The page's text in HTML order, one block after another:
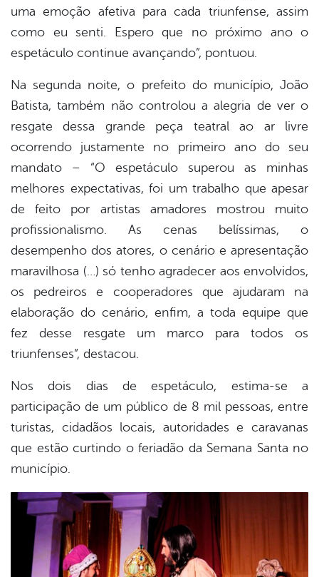
uma emoção afetiva para cada triunfense, assim
como eu senti. Espero que no próximo ano o
espetáculo continue avançando”, pontuou.
Na segunda noite, o prefeito do município, João
Batista, também não controlou a alegria de ver o
resgate dessa grande peça teatral ao ar livre
ocorrendo justamente no primeiro ano do seu
mandato – “O espetáculo superou as minhas
melhores expectativas, foi um trabalho que apesar
de feito por artistas amadores mostrou muito
profissionalismo. As cenas belíssimas, o
desempenho dos atores, o cenário e apresentação
maravilhosa (…) só tenho agradecer aos envolvidos,
os pedreiros e cooperadores que ajudaram na
elaboração do cenário, enfim, a toda equipe que
fez desse resgate um marco para todos os
triunfenses”, destacou.
Nos dois dias de espetáculo, estima-se a
participação de um público de 8 mil pessoas, entre
turistas, cidadãos locais, autoridades e caravanas
que estão curtindo o feriadão da Semana Santa no
município.